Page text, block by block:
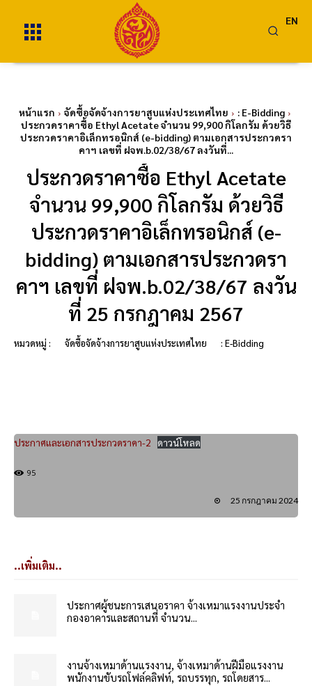
EN
หน้าแรก จัดซื้อจัดจ้างการยาสูบแห่งประเทศไทย
: E-Bidding
ประกวดราคาซื้อ Ethyl Acetate จำนวน 99,900 กิโลกรัม ด้วยวิธี
ประกวดราคาอิเล็กทรอนิกส์ (e-bidding) ตามเอกสารประกวดรา
คาฯ เลขที่ ฝจพ.b.02/38/67 ลงวันที่...
ประกวดราคาซื้อ Ethyl Acetate
จำนวน 99,900 กิโลกรัม ด้วยวิธี
ประกวดราคาอิเล็กทรอนิกส์ (e-
bidding) ตามเอกสารประกวดรา
คาฯ เลขที่ ฝจพ.b.02/38/67 ลงวัน
ที่ 25 กรกฎาคม 2567
หมวดหมู่ : จัดซื้อจัดจ้างการยาสูบแห่งประเทศไทย : E-Bidding
ประกาศและเอกสารประกวดราคา-2 ดาวน์โหลด
95
25 กรกฎาคม 2024
..เพิ่มเติม..
ประกาศผู้ชนะการเสนอราคา จ้างเหมาแรงงานประจำ
กองอาคารและสถานที่ จำนวน...
งานจ้างเหมาด้านแรงงาน, จ้างเหมาด้านฝีมือแรงงาน
พนักงานขับรถโฟล์คลิฟท์, รถบรรทุก, รถโดยสาร...